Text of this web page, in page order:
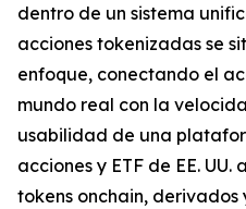
dentro de un sistema
acciones tokenizadas se
enfoque, conectando el
mundo real con la
usabilidad de una
acciones y ETF de EE.
tokens onchain, derivados